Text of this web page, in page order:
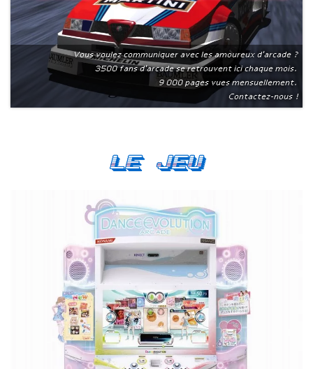
Vous voulez communiquer avec les amoureux d'arcade ?
3500 fans d'arcade se retrouvent ici chaque mois.
9 000 pages vues mensuellement.
Contactez-nous !
Le Jeu